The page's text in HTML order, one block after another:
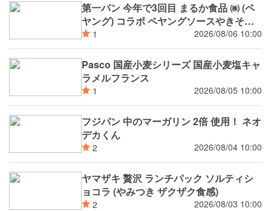
第一パン 今年で3回目 まるか食品 ㈱ (ペ
ヤング) コラボ ペヤングソースやきそば
パン1 2026/08/06 10:00
Pasco 国産小麦シリーズ 国産小麦塩キャ
ラメルフランス
1 2026/08/05 10:00
フジパン 中のマーガリン 2倍 使用！ ネオ
デカくん
2 2026/08/04 10:00
ヤマザキ 贅沢 ランチパック ソルティシ
ョコラ (やみつき ザクザク食感)
2 2026/08/03 10:00